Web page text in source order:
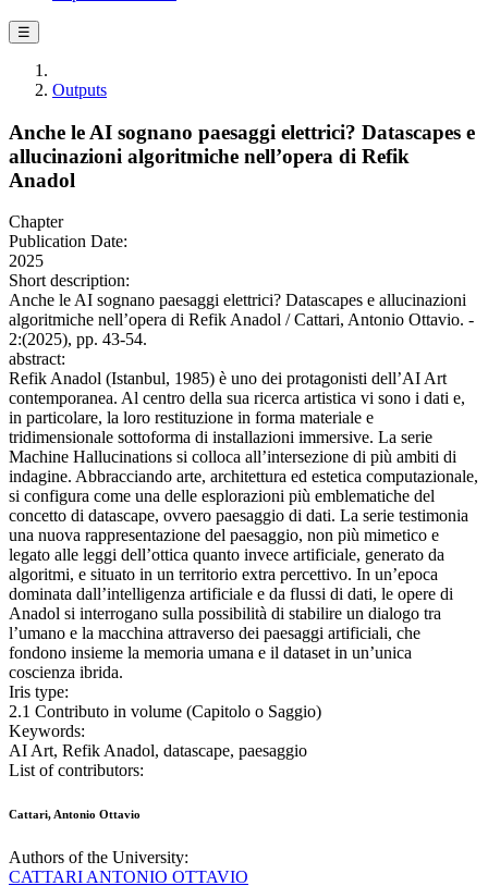
☰
Outputs
Anche le AI sognano paesaggi elettrici? Datascapes e
allucinazioni algoritmiche nell’opera di Refik
Anadol
Chapter
Publication Date:
2025
Short description:
Anche le AI sognano paesaggi elettrici? Datascapes e allucinazioni
algoritmiche nell’opera di Refik Anadol / Cattari, Antonio Ottavio. -
2:(2025), pp. 43-54.
abstract:
Refik Anadol (Istanbul, 1985) è uno dei protagonisti dell’AI Art
contemporanea. Al centro della sua ricerca artistica vi sono i dati e,
in particolare, la loro restituzione in forma materiale e
tridimensionale sottoforma di installazioni immersive. La serie
Machine Hallucinations si colloca all’intersezione di più ambiti di
indagine. Abbracciando arte, architettura ed estetica computazionale,
si configura come una delle esplorazioni più emblematiche del
concetto di datascape, ovvero paesaggio di dati. La serie testimonia
una nuova rappresentazione del paesaggio, non più mimetico e
legato alle leggi dell’ottica quanto invece artificiale, generato da
algoritmi, e situato in un territorio extra percettivo. In un’epoca
dominata dall’intelligenza artificiale e da flussi di dati, le opere di
Anadol si interrogano sulla possibilità di stabilire un dialogo tra
l’umano e la macchina attraverso dei paesaggi artificiali, che
fondono insieme la memoria umana e il dataset in un’unica
coscienza ibrida.
Iris type:
2.1 Contributo in volume (Capitolo o Saggio)
Keywords:
AI Art, Refik Anadol, datascape, paesaggio
List of contributors:
Cattari, Antonio Ottavio
Authors of the University:
CATTARI ANTONIO OTTAVIO